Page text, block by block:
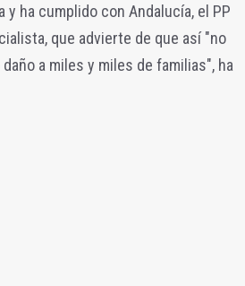
ha cumplido con Andalucía, el PP
que advierte de que así "no
a miles y miles de familias", ha